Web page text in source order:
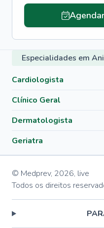
Especialidades em
Cardiologista
Clínico Geral
Dermatologista
Geriatra
© Medprev, 2026, live
Todos os direitos